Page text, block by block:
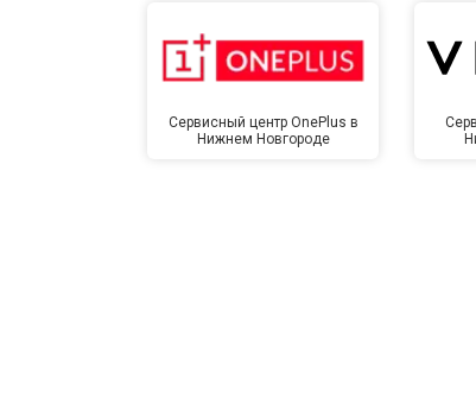
Сервисный центр OnePlus в
Нижнем Новгороде